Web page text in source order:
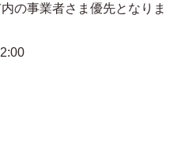
の事業者さま優先となりま